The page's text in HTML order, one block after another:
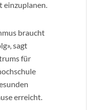
einzuplanen.
braucht
sagt
für
erreicht.